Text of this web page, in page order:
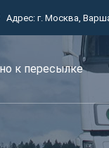
Адрес: г. Москва,
к пересылкe